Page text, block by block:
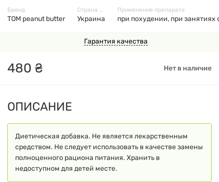
Гарантия качества
480 ₴ Нет в наличие
Бренд
TOM peanut butter
Страна производитель
Украина
Применение препарата
при похудении, при занятиях
ОПИСАНИЕ
Диетическая добавка. Не является лекарственным
средством. Не следует использовать в качестве замены
полноценного рациона питания. Хранить в
недоступном для детей месте.